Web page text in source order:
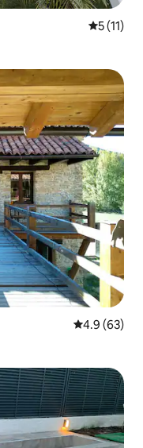
平均评分
5 (11)
平均评分
4.9 (63)